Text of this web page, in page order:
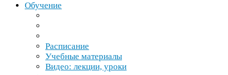
Обучение
Расписание
Учебные материалы
Видео: лекции, уроки